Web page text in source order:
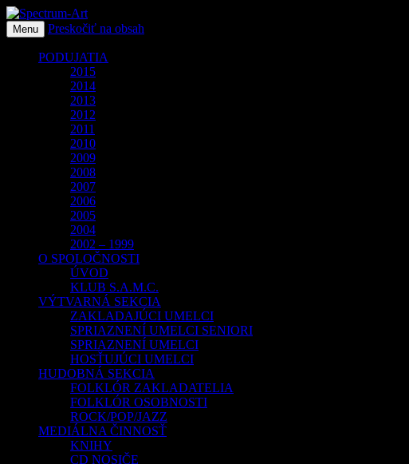
Spectrum-Art
O spoločnosti Spectrum Art
Menu Preskočiť na obsah
PODUJATIA
2015
2014
2013
2012
2011
2010
2009
2008
2007
2006
2005
2004
2002 – 1999
O SPOLOČNOSTI
ÚVOD
KLUB S.A.M.C.
VÝTVARNÁ SEKCIA
ZAKLADAJÚCI UMELCI
SPRIAZNENÍ UMELCI SENIORI
SPRIAZNENÍ UMELCI
HOSŤUJÚCI UMELCI
HUDOBNÁ SEKCIA
FOLKLÓR ZAKLADATELIA
FOLKLÓR OSOBNOSTI
ROCK/POP/JAZZ
MEDIÁLNA ČINNOSŤ
KNIHY
CD NOSIČE